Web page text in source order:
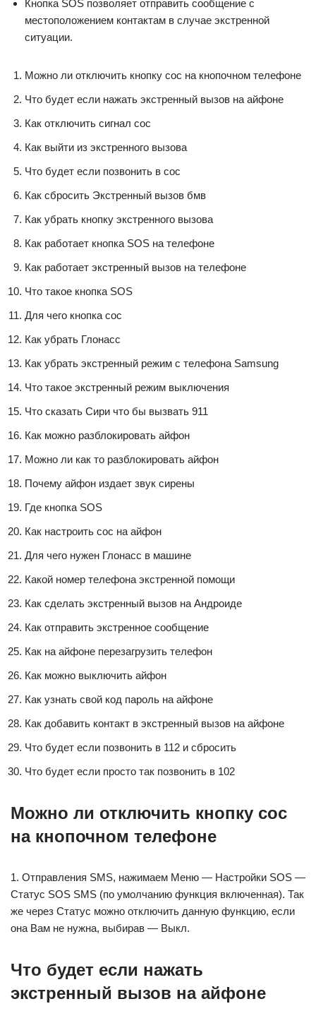
Кнопка SOS позволяет отправить сообщение с
местоположением контактам в случае экстренной
ситуации.
Можно ли отключить кнопку сос на кнопочном телефоне
Что будет если нажать экстренный вызов на айфоне
Как отключить сигнал сос
Как выйти из экстренного вызова
Что будет если позвонить в сос
Как сбросить Экстренный вызов бмв
Как убрать кнопку экстренного вызова
Как работает кнопка SOS на телефоне
Как работает экстренный вызов на телефоне
Что такое кнопка SOS
Для чего кнопка сос
Как убрать Глонасс
Как убрать экстренный режим с телефона Samsung
Что такое экстренный режим выключения
Что сказать Сири что бы вызвать 911
Как можно разблокировать айфон
Можно ли как то разблокировать айфон
Почему айфон издает звук сирены
Где кнопка SOS
Как настроить сос на айфон
Для чего нужен Глонасс в машине
Какой номер телефона экстренной помощи
Как сделать экстренный вызов на Андроиде
Как отправить экстренное сообщение
Как на айфоне перезагрузить телефон
Как можно выключить айфон
Как узнать свой код пароль на айфоне
Как добавить контакт в экстренный вызов на айфоне
Что будет если позвонить в 112 и сбросить
Что будет если просто так позвонить в 102
Можно ли отключить кнопку сос
на кнопочном телефоне
1. Отправления SMS, нажимаем Меню — Настройки SOS —
Статус SOS SMS (по умолчанию функция включенная). Так
же через Статус можно отключить данную функцию, если
она Вам не нужна, выбирав — Выкл.
Что будет если нажать
экстренный вызов на айфоне